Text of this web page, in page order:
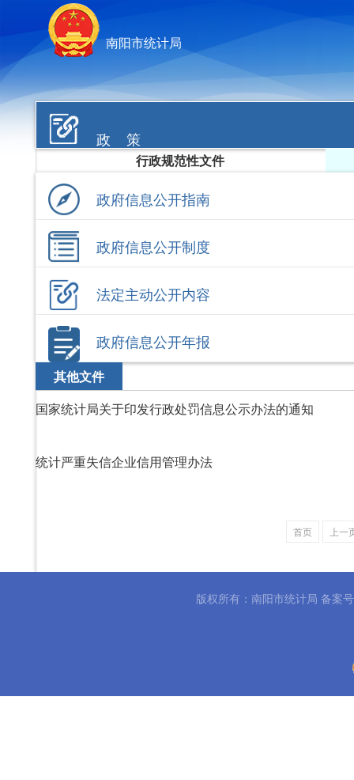
南阳市统计局
政 策
行政规范性文件
政府信息公开指南
政府信息公开制度
法定主动公开内容
政府信息公开年报
其他文件
国家统计局关于印发行政处罚信息公示办法的通知
统计严重失信企业信用管理办法
首页 上一
版权所有：南阳市统计局 备案